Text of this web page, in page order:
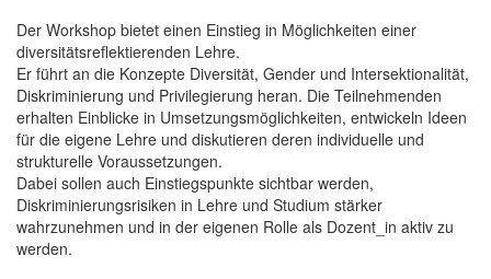
Der Workshop bietet einen Einstieg in Möglichkeiten einer
diversitätsreflektierenden Lehre.
Er führt an die Konzepte Diversität, Gender und Intersektionalität,
Diskriminierung und Privilegierung heran. Die Teilnehmenden
erhalten Einblicke in Umsetzungsmöglichkeiten, entwickeln Ideen
für die eigene Lehre und diskutieren deren individuelle und
strukturelle Voraussetzungen.
Dabei sollen auch Einstiegspunkte sichtbar werden,
Diskriminierungsrisiken in Lehre und Studium stärker
wahrzunehmen und in der eigenen Rolle als Dozent_in aktiv zu
werden.